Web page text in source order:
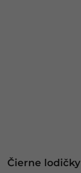
Čierne lodičky